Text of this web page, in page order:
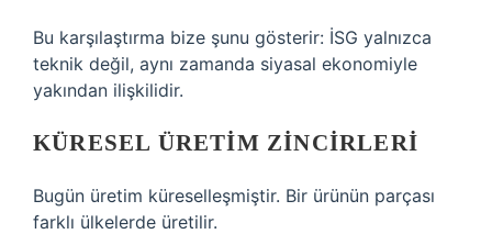
Bu karşılaştırma bize şunu gösterir: İSG yalnızca
teknik değil, aynı zamanda siyasal ekonomiyle
yakından ilişkilidir.
KÜRESEL ÜRETIM ZINCIRLERI
Bugün üretim küreselleşmiştir. Bir ürünün parçası
farklı ülkelerde üretilir.